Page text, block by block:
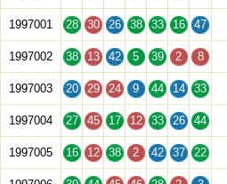
1997001 28 30 26 38 33 16 47
1997002 38 13 42 5 39 2 8
1997003 20 29 24 9 44 14 33
1997004 27 45 17 12 33 26 44
1997005 16 12 38 2 42 37 22